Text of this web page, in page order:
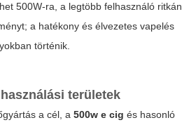
500W-ra, a legtöbb felhasználó ritkán
a hatékony és élvezetes vapelés
történik.
területek
a cél, a 500w e cig és hasonló